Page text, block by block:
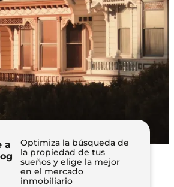
a
Optimiza la búsqueda de
la propiedad de tus
sueños y elige la mejor
en el mercado
inmobiliario